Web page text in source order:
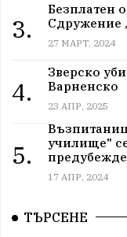
3.
Безплатен
Сдружение
27 МАРТ, 2024
4.
Зверско
Варненско
23 АПР, 2025
5.
училище"
17 АПР, 2024
ТЪРСЕНЕ